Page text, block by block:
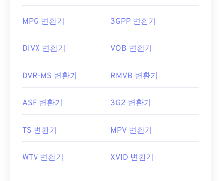
MPG 변환기 3GPP 변환기
DIVX 변환기 VOB 변환기
DVR-MS 변환기 RMVB 변환기
ASF 변환기 3G2 변환기
TS 변환기 MPV 변환기
WTV 변환기 XVID 변환기